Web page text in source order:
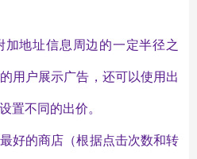
地址信息周边的一定半径之
用户展示广告，还可以使用出
置不同的出价。
好的商店（根据点击次数和转